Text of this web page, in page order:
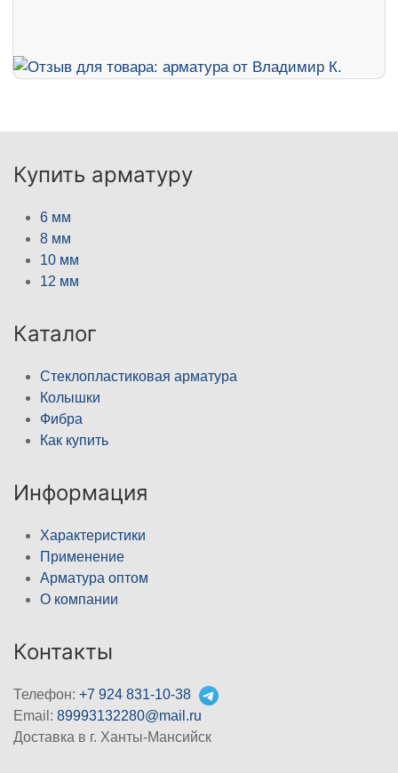
Купить арматуру
6 мм
8 мм
10 мм
12 мм
Каталог
Стеклопластиковая арматура
Колышки
Фибра
Как купить
Информация
Характеристики
Применение
Арматура оптом
О компании
Контакты
Телефон: +7 924 831-10-38
Email: 89993132280@mail.ru
Доставка в г. Ханты-Мансийск